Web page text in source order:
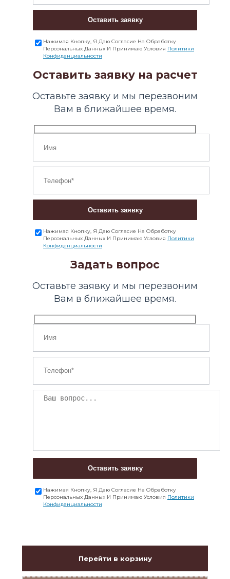
Оставить заявку
Нажимая Кнопку, Я Даю Согласие На Обработку
Персональных Данных И Принимаю Условия Политики
Конфиденциальности
Оставить заявку на расчет
Оставьте заявку и мы перезвоним
Вам в ближайшее время.
Оставить заявку
Нажимая Кнопку, Я Даю Согласие На Обработку
Персональных Данных И Принимаю Условия Политики
Конфиденциальности
Задать вопрос
Оставьте заявку и мы перезвоним
Вам в ближайшее время.
Оставить заявку
Нажимая Кнопку, Я Даю Согласие На Обработку
Персональных Данных И Принимаю Условия Политики
Конфиденциальности
Перейти в корзину